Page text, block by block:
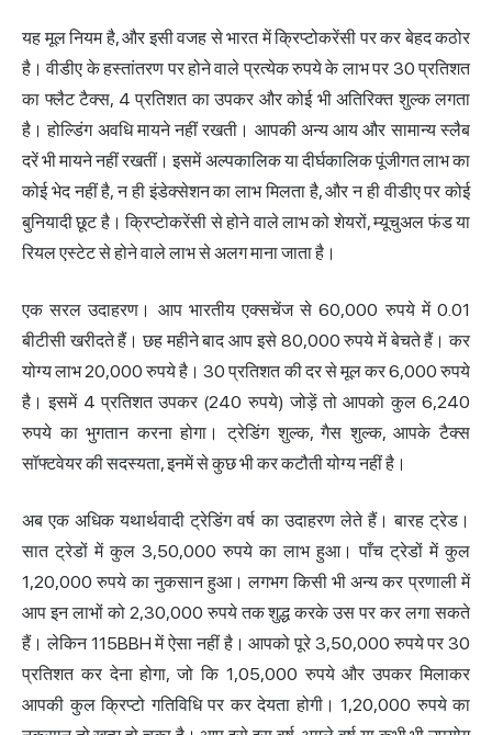
यह मूल नियम है, और इसी वजह से भारत में क्रिप्टोकरेंसी पर कर बेहद कठोर
है। वीडीए के हस्तांतरण पर होने वाले प्रत्येक रुपये के लाभ पर 30 प्रतिशत
का फ्लैट टैक्स, 4 प्रतिशत का उपकर और कोई भी अतिरिक्त शुल्क लगता
है। होल्डिंग अवधि मायने नहीं रखती। आपकी अन्य आय और सामान्य स्लैब
दरें भी मायने नहीं रखतीं। इसमें अल्पकालिक या दीर्घकालिक पूंजीगत लाभ का
कोई भेद नहीं है, न ही इंडेक्सेशन का लाभ मिलता है, और न ही वीडीए पर कोई
बुनियादी छूट है। क्रिप्टोकरेंसी से होने वाले लाभ को शेयरों, म्यूचुअल फंड या
रियल एस्टेट से होने वाले लाभ से अलग माना जाता है।
एक सरल उदाहरण। आप भारतीय एक्सचेंज से 60,000 रुपये में 0.01
बीटीसी खरीदते हैं। छह महीने बाद आप इसे 80,000 रुपये में बेचते हैं। कर
योग्य लाभ 20,000 रुपये है। 30 प्रतिशत की दर से मूल कर 6,000 रुपये
है। इसमें 4 प्रतिशत उपकर (240 रुपये) जोड़ें तो आपको कुल 6,240
रुपये का भुगतान करना होगा। ट्रेडिंग शुल्क, गैस शुल्क, आपके टैक्स
सॉफ्टवेयर की सदस्यता, इनमें से कुछ भी कर कटौती योग्य नहीं है।
अब एक अधिक यथार्थवादी ट्रेडिंग वर्ष का उदाहरण लेते हैं। बारह ट्रेड।
सात ट्रेडों में कुल 3,50,000 रुपये का लाभ हुआ। पाँच ट्रेडों में कुल
1,20,000 रुपये का नुकसान हुआ। लगभग किसी भी अन्य कर प्रणाली में
आप इन लाभों को 2,30,000 रुपये तक शुद्ध करके उस पर कर लगा सकते
हैं। लेकिन 115BBH में ऐसा नहीं है। आपको पूरे 3,50,000 रुपये पर 30
प्रतिशत कर देना होगा, जो कि 1,05,000 रुपये और उपकर मिलाकर
आपकी कुल क्रिप्टो गतिविधि पर कर देयता होगी। 1,20,000 रुपये का